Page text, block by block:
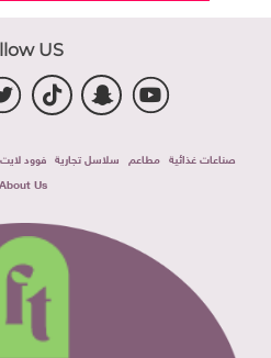
US
صناعات غذائية مطاعم سلاسل تجارية فوود لايت
About Us